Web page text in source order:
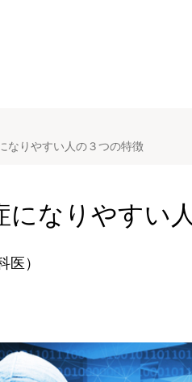
なりやすい人の３つの特徴
になりやすい
医）